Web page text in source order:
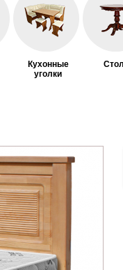
Кухонные
уголки